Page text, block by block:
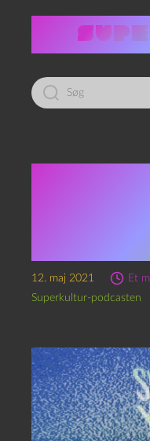
Led
efter:
12. maj 2021 Et
Superkultur-podcasten